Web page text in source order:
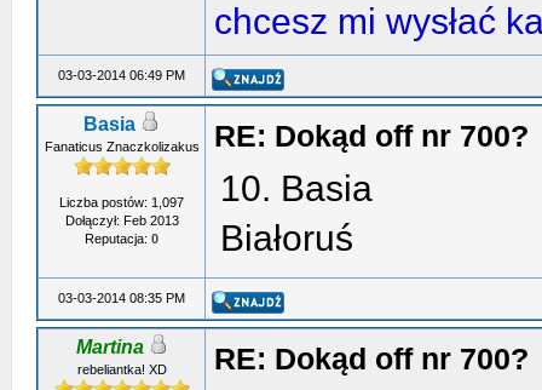
chcesz mi wysłać
03-03-2014 06:49 PM
Basia
Fanaticus Znaczkolizakus
Liczba postów: 1,097
Dołączył: Feb 2013
Reputacja: 0
RE: Dokąd off nr 700?
10. Basia
Białoruś
03-03-2014 08:35 PM
Martina
rebeliantka! XD RE: Dokąd off nr 700?